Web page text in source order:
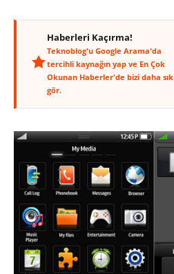
Haberleri Kaçırma!
Teknoblog'u Google Arama'da
tercihli kaynağın yap ve En Çok
Okunan Haberler'de bizi daha sık
gör.